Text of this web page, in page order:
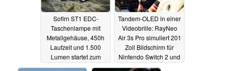
Sofirn ST1 EDC-
Taschenlampe mit
Metallgehäuse, 450h
Laufzeit und 1.500
Lumen startet zum
günstigen Preis
Tandem-OLED in einer
Videobrille: RayNeo
Air 3s Pro simuliert 201
Zoll Bildschirm für
Nintendo Switch 2 und
Co.26.08.2025